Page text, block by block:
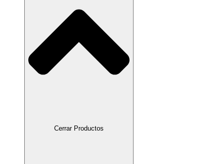
Cerrar Productos